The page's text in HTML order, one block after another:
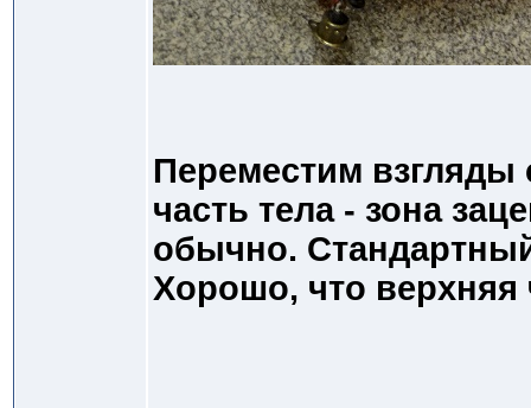
Переместим
часть тела - зона
обычно.
Хорошо, что верхняя